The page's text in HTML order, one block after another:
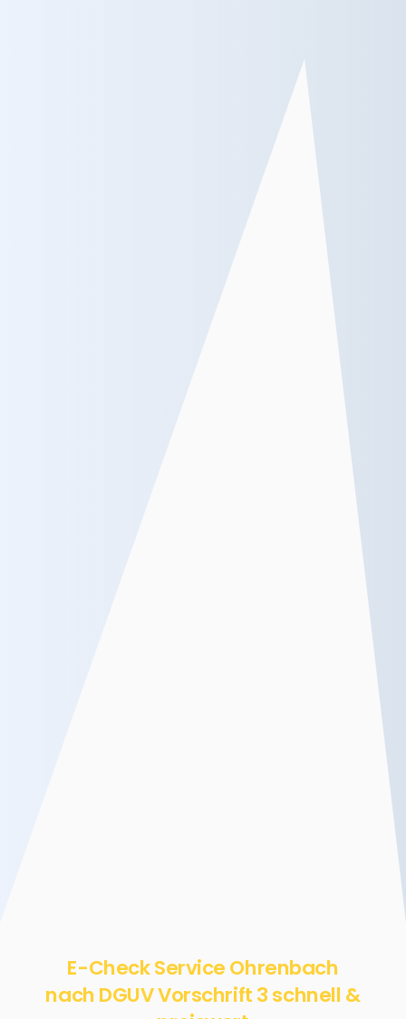
E-Check Service Ohrenbach
nach DGUV Vorschrift 3 schnell &